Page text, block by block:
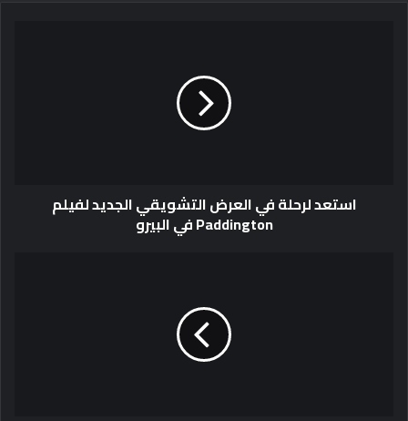
استعد لرحلة في العرض التشويقي الجديد لفيلم
Paddington في البيرو